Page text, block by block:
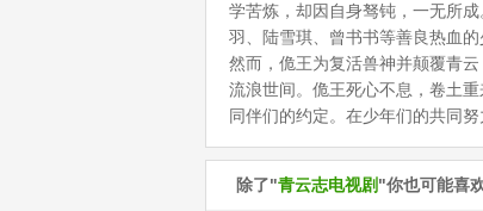
学苦炼，却因自身驽钝，一无所
羽、陆雪琪、曾书书等善良热血
然而，佹王为复活兽神并颠覆青
流浪世间。佹王死心不息，卷土
同伴们的约定。在少年们的共同
除了"青云志电视剧"你也可能喜